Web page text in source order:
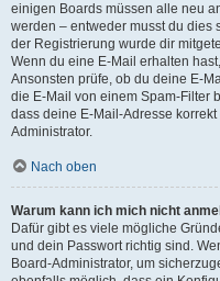
einigen Boards müssen alle neu
werden – entweder musst du dies
der Registrierung wurde dir
Wenn du eine E-Mail erhalten
Ansonsten prüfe, ob du deine E-
die E-Mail von einem Spam-Filter
dass deine E-Mail-Adresse
Administrator.
Nach oben
Warum kann ich mich nicht
Dafür gibt es viele mögliche
und dein Passwort richtig sind.
Board-Administrator, um